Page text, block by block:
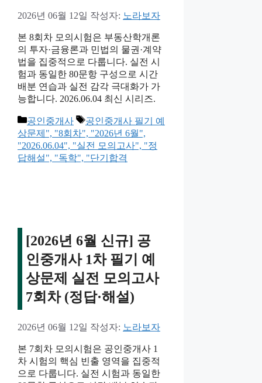
2026년 06월 12일 작성자: 노라보자
본 8회차 모의시험은 부동산학개론
의 투자·금융론과 민법의 물권·계약
법을 집중적으로 다룹니다. 실전 시
험과 동일한 80문항 구성으로 시간
배분 연습과 실전 감각 극대화가 가
능합니다. 2026.06.04 최신 시리즈.
카
테
고
리
공인중개사
태
그
공인중개사 필기 예
상문제", "8회차", "2026년 6월",
"2026.06.04", "실전 모의고사", "정
답해설", "독학", "단기합격
[2026년 6월 신규] 공
인중개사 1차 필기 예
상문제 실전 모의고사
7회차 (정답·해설)
2026년 06월 12일 작성자: 노라보자
본 7회차 모의시험은 공인중개사 1
차 시험의 핵심 빈출 영역을 집중적
으로 다룹니다. 실전 시험과 동일한